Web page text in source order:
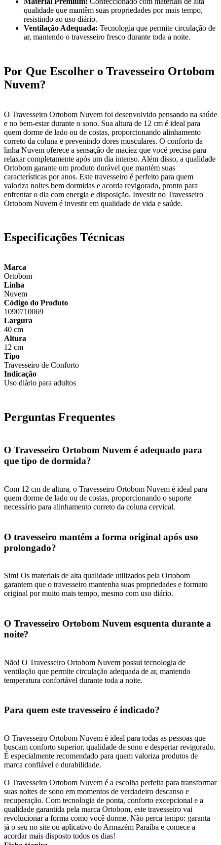
qualidade que mantêm suas propriedades por mais tempo,
resistindo ao uso diário.
Ventilação Adequada: Tecnologia que permite circulação de
ar, mantendo o travesseiro fresco durante toda a noite.
Por Que Escolher o Travesseiro Ortobom
Nuvem?
O Travesseiro Ortobom Nuvem foi desenvolvido pensando na saúde
e no bem-estar durante o sono. Sua altura de 12 cm é ideal para
quem dorme de lado ou de costas, proporcionando alinhamento
correto da coluna e prevenindo dores musculares. O conforto da
linha Nuvem oferece a sensação de maciez que você precisa para
relaxar completamente após um dia intenso. Além disso, a qualidade
Ortobom garante um produto durável que mantém suas
características por anos. Este travesseiro é perfeito para quem
valoriza noites bem dormidas e acorda revigorado, pronto para
enfrentar o dia com energia e disposição. Investir no Travesseiro
Ortobom Nuvem é investir em qualidade de vida e saúde.
Especificações Técnicas
Marca
Ortobom
Linha
Nuvem
Código do Produto
1090710069
Largura
40 cm
Altura
12 cm
Tipo
Travesseiro de Conforto
Indicação
Uso diário para adultos
Perguntas Frequentes
O Travesseiro Ortobom Nuvem é adequado para
que tipo de dormida?
Com 12 cm de altura, o Travesseiro Ortobom Nuvem é ideal para
quem dorme de lado ou de costas, proporcionando o suporte
necessário para alinhamento correto da coluna cervical.
O travesseiro mantém a forma original após uso
prolongado?
Sim! Os materiais de alta qualidade utilizados pela Ortobom
garantem que o travesseiro mantenha suas propriedades e formato
original por muito mais tempo, mesmo com uso diário.
O Travesseiro Ortobom Nuvem esquenta durante a
noite?
Não! O Travesseiro Ortobom Nuvem possui tecnologia de
ventilação que permite circulação adequada de ar, mantendo
temperatura confortável durante toda a noite.
Para quem este travesseiro é indicado?
O Travesseiro Ortobom Nuvem é ideal para todas as pessoas que
buscam conforto superior, qualidade de sono e despertar revigorado.
É especialmente recomendado para quem valoriza produtos de
marca confiável e durabilidade.
O Travesseiro Ortobom Nuvem é a escolha perfeita para transformar
suas noites de sono em momentos de verdadeiro descanso e
recuperação. Com tecnologia de ponta, conforto excepcional e a
qualidade garantida pela marca Ortobom, este travesseiro vai
revolucionar a forma como você dorme. Não perca tempo: garanta
já o seu no site ou aplicativo do Armazém Paraíba e comece a
acordar mais disposto todos os dias!